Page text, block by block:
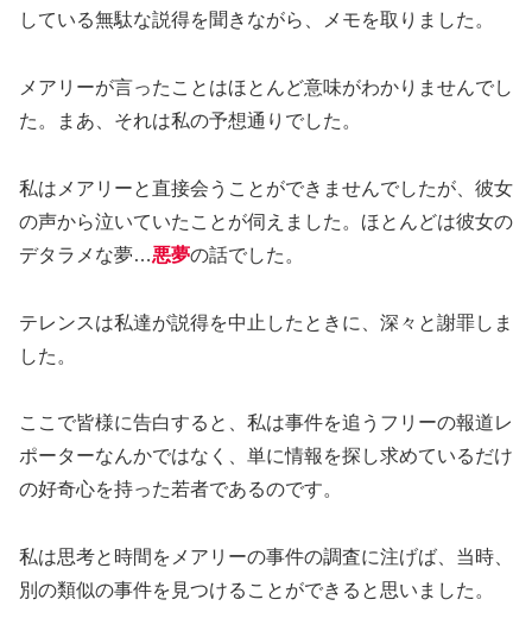
している無駄な説得を聞きながら、メモを取りました。
メアリーが言ったことはほとんど意味がわかりませんでし
た。まあ、それは私の予想通りでした。
私はメアリーと直接会うことができませんでしたが、彼女
の声から泣いていたことが伺えました。ほとんどは彼女の
デタラメな夢…悪夢の話でした。
テレンスは私達が説得を中止したときに、深々と謝罪しま
した。
ここで皆様に告白すると、私は事件を追うフリーの報道レ
ポーターなんかではなく、単に情報を探し求めているだけ
の好奇心を持った若者であるのです。
私は思考と時間をメアリーの事件の調査に注げば、当時、
別の類似の事件を見つけることができると思いました。